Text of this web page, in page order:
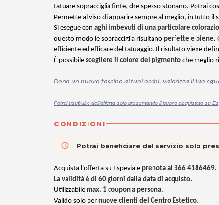
tatuare sopracciglia finte, che spesso stonano. Potrai
Permette al viso di apparire sempre al meglio, in tutto il
Si esegue con aghi imbevuti di una particolare
questo modo le sopracciglia risultano perfette e piene.
efficiente ed efficace del tatuaggio. Il risultato viene
È possibile scegliere il colore del pigmento che meglio
Dona un nuovo fascino ai tuoi occhi, valorizza il tuo
Potrai usufruire dell'offerta solo presentando il buono acquistato su
CONDIZIONI
access_time Potrai beneficiare del servizio solo
Acquista l'offerta su Espevia e prenota al 366 4186469.
La validità è di 60 giorni dalla data di acquisto.
Utilizzabile max. 1 coupon a persona.
Valido solo per nuove clienti del Centro Estetico.